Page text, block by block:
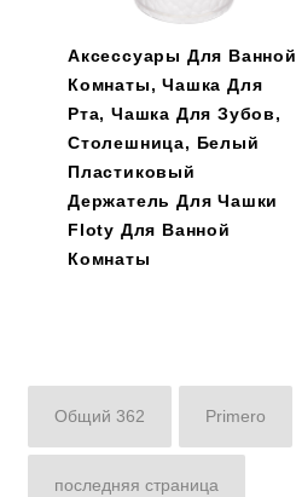
Аксессуары Для Ванной
Комнаты, Чашка Для
Рта, Чашка Для Зубов,
Столешница, Белый
Пластиковый
Держатель Для Чашки
Floty Для Ванной
Комнаты
Общий 362 Primero
последняя страница